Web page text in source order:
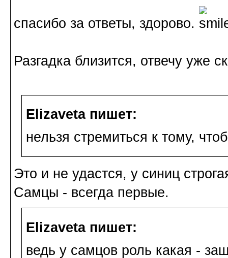
спасибо за ответы, здорово.
Разгадка близится, отвечу уже
Elizaveta пишет:
нельзя стремиться к тому,
Это и не удастся, у синиц
Самцы - всегда первые.
Elizaveta пишет:
ведь у самцов роль какая -